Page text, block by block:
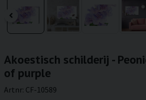
Akoestisch schilderij -
of purple
Artnr: CF-10589